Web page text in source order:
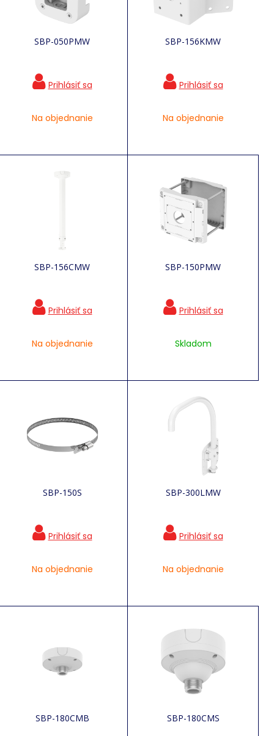
SBP-050PMW
Na objednanie
SBP-156KMW
Na objednanie
SBP-156CMW
Na objednanie
SBP-150PMW
Skladom
SBP-150S
Na objednanie
SBP-300LMW
Na objednanie
SBP-180CMB SBP-180CMS